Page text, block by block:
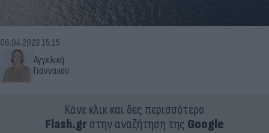
Αγγελική
Γιαννακού
06.04.2023 15:15
Κάνε κλικ και δες περισσότερο
Flash.grστην αναζήτηση της Google